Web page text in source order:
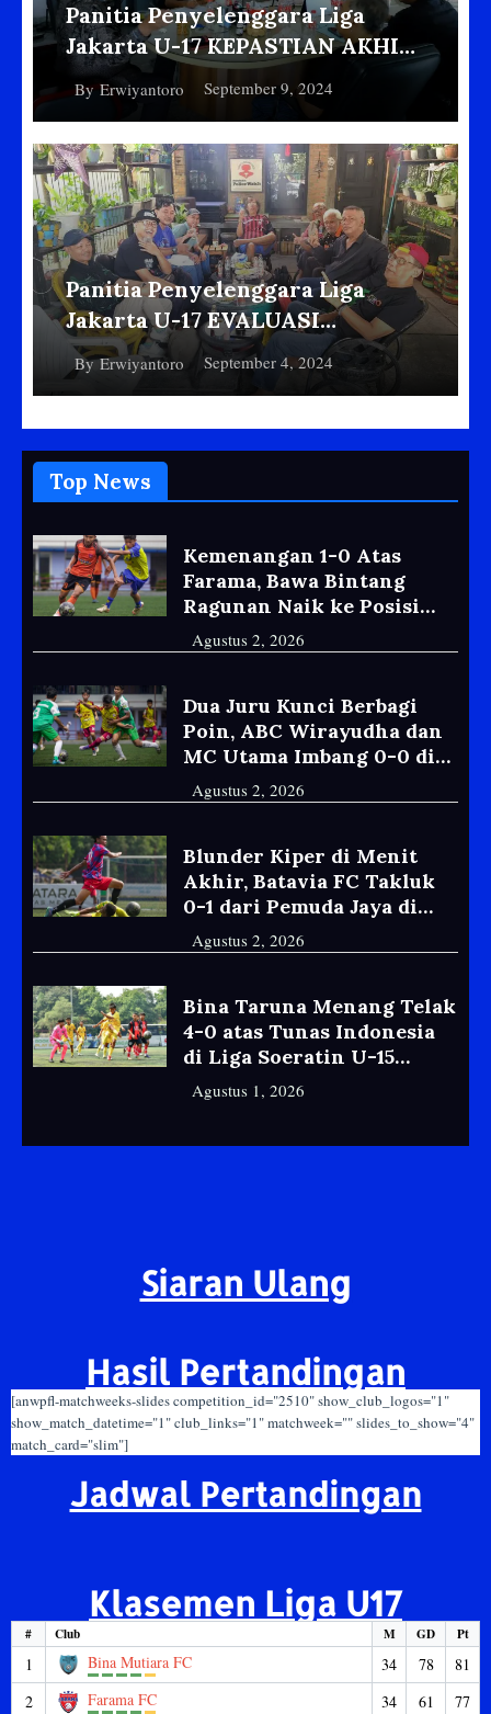
Panitia Penyelenggara Liga
Jakarta U-17 KEPASTIAN AKHIR
GUNAKAN PSF BARENG GEDE
WIDIADE
By Erwiyantoro September 9, 2024
Panitia Penyelenggara Liga
Jakarta U-17 EVALUASI
MASALAH TEKNIS Dan NON-
TEKNIS
By Erwiyantoro September 4, 2024
Top News
Kemenangan 1-0 Atas
Farama, Bawa Bintang
Ragunan Naik ke Posisi
Empat Klasemen Liga
Soeratin U-15
Agustus 2, 2026
Dua Juru Kunci Berbagi
Poin, ABC Wirayudha dan
MC Utama Imbang 0-0 di
Liga Soeratin U-15 Jakarta
Agustus 2, 2026
Blunder Kiper di Menit
Akhir, Batavia FC Takluk
0-1 dari Pemuda Jaya di
Liga Jakarta U-17
Agustus 2, 2026
Bina Taruna Menang Telak
4-0 atas Tunas Indonesia
di Liga Soeratin U-15
Jakarta
Agustus 1, 2026
Siaran Ulang
Hasil Pertandingan
[anwpfl-matchweeks-slides competition_id="2510" show_club_logos="1"
show_match_datetime="1" club_links="1" matchweek="" slides_to_show="4"
match_card="slim"]
Jadwal Pertandingan
Klasemen Liga U17
# Club M GD Pt
1 Bina Mutiara FC 34 78
81
2
Farama FC 34 61 77